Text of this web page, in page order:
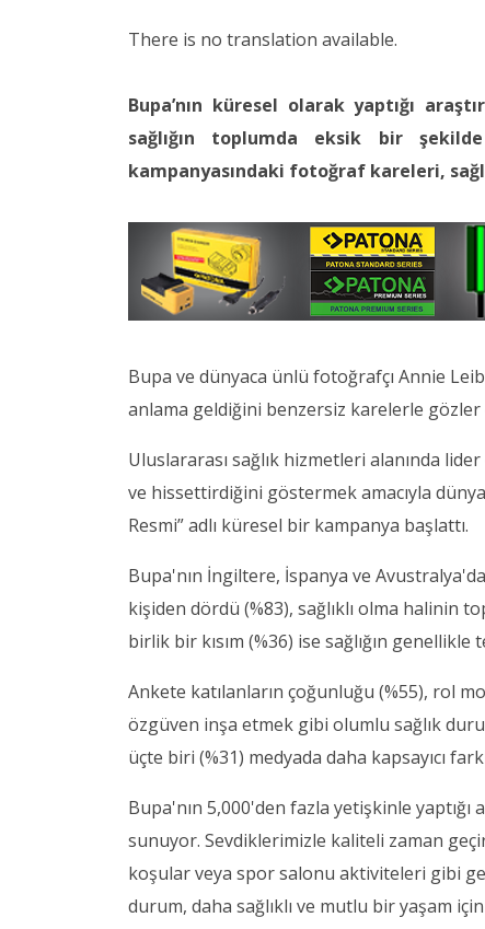
There is no translation available.
Bupa’nın küresel olarak yaptığı
sağlığın toplumda eksik bir
kampanyasındaki fotoğraf kareleri,
Bupa ve dünyaca ünlü fotoğrafçı Annie
anlama geldiğini benzersiz karelerle gözler
Uluslararası sağlık hizmetleri alanında
ve hissettirdiğini göstermek amacıyla
Resmi” adlı küresel bir kampanya başlattı.
Bupa'nın İngiltere, İspanya ve
kişiden dördü (%83), sağlıklı olma halinin
birlik bir kısım (%36) ise sağlığın genellikle
Ankete katılanların çoğunluğu (%55), rol
özgüven inşa etmek gibi olumlu sağlık
üçte biri (%31) medyada daha kapsayıcı
Bupa'nın 5,000'den fazla yetişkinle yaptığı
sunuyor. Sevdiklerimizle kaliteli zaman
koşular veya spor salonu aktiviteleri gibi
durum, daha sağlıklı ve mutlu bir yaşam